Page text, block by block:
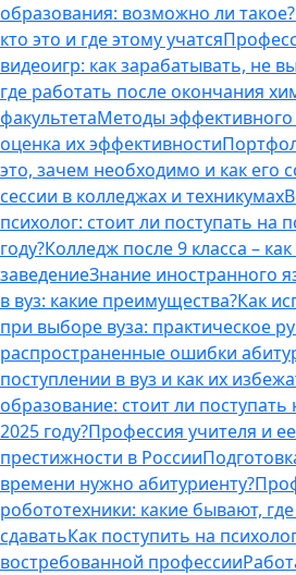
образования: возможно ли такое?
кто это и где этому учатся
видеоигр: как зарабатывать, не
где работать после окончания
факультетаМетоды
оценка их эффективности
это, зачем необходимо и как его
сессии в колледжах и техникумах
психолог: стоит ли поступать на
году?Колледж после 9 класса –
заведениеЗнание иностранного
в вуз: какие преимущества?Как
при выборе вуза: практическое
распространенные ошибки
поступлении в вуз и как их
образование: стоит ли
2025 году?Профессия учителя и
престижности в России
времени нужно абитуриенту?
робототехники: какие бывают,
сдаватьКак поступить на
востребованной профессии